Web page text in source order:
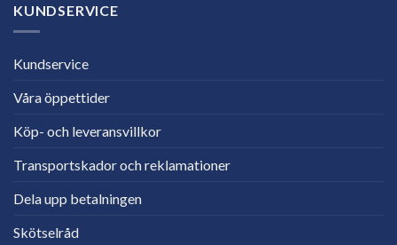
KUNDSERVICE
Kundservice
Våra öppettider
Köp- och leveransvillkor
Transportskador och reklamationer
Dela upp betalningen
Skötselråd